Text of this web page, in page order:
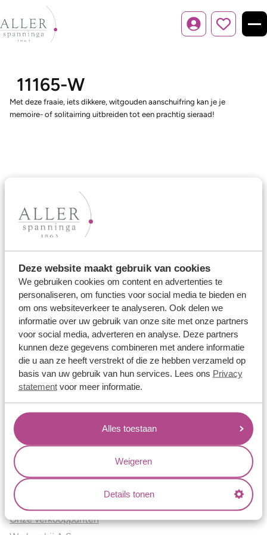
Deze website maakt gebruik van cookies
We gebruiken cookies om content en advertenties te
personaliseren, om functies voor social media te bieden en
om ons websiteverkeer te analyseren. Ook delen we
informatie over uw gebruik van onze site met onze partners
voor social media, adverteren en analyse. Deze partners
kunnen deze gegevens combineren met andere informatie
die u aan ze heeft verstrekt of die ze hebben verzameld op
basis van uw gebruik van hun services. Lees ons Privacy
statementvoor meer informatie.
Alles toestaan
Weigeren
Details tonen
Inloggen
11165-W
Met deze fraaie, iets dikkere, witgouden aanschuifring kan je je
memoire- of solitairring uitbreiden tot een prachtig sieraad!
Ons aanbod
Trouwringen
Memoireringen
Verlovingsringen
Vriendschapsringen
Over ons
Aller Spanninga
Historie
Certificaten
Blogs
Jouw voordelen
Conflictvrije Materialen
Oneindig veel mogelijkheden
Kwaliteit
Juweliers & Contact
Onze verkooppunten